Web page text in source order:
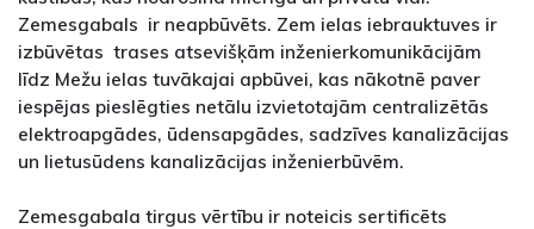
Zemesgabals ir neapbūvēts. Zem ielas iebrauktuves ir
izbūvētas trases atsevišķām inženierkomunikācijām
līdz Mežu ielas tuvākajai apbūvei, kas nākotnē paver
iespējas pieslēgties netālu izvietotajām centralizētās
elektroapgādes, ūdensapgādes, sadzīves kanalizācijas
un lietusūdens kanalizācijas inženierbūvēm.
Zemesgabala tirgus vērtību ir noteicis sertificēts